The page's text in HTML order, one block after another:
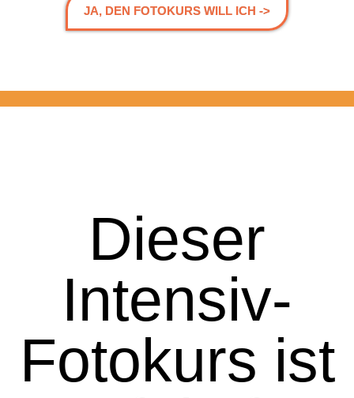
JA, DEN FOTOKURS WILL ICH ->
Dieser
Intensiv-
Fotokurs ist